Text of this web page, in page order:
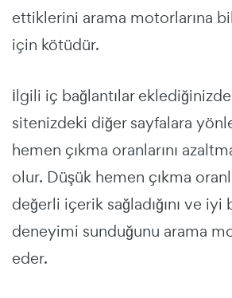
ettiklerini arama motorlarına
için kötüdür.
İlgili iç bağlantılar eklediğinizde,
sitenizdeki diğer sayfalara
hemen çıkma oranlarını
olur. Düşük hemen çıkma
değerli içerik sağladığını ve iyi
deneyimi sunduğunu arama
eder.